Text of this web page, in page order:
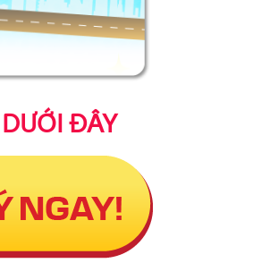
ĐÂY